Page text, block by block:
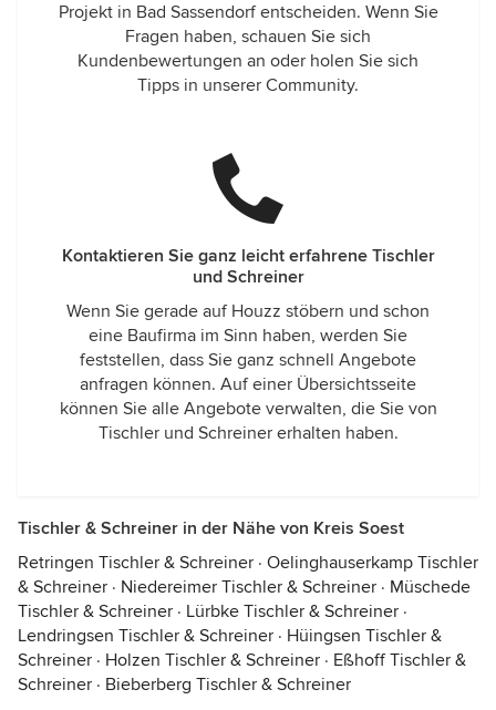
Projekt in Bad Sassendorf entscheiden. Wenn Sie
Fragen haben, schauen Sie sich
Kundenbewertungen an oder holen Sie sich
Tipps in unserer Community.
Kontaktieren Sie ganz leicht erfahrene Tischler
und Schreiner
Wenn Sie gerade auf Houzz stöbern und schon
eine Baufirma im Sinn haben, werden Sie
feststellen, dass Sie ganz schnell Angebote
anfragen können. Auf einer Übersichtsseite
können Sie alle Angebote verwalten, die Sie von
Tischler und Schreiner erhalten haben.
Tischler & Schreiner in der Nähe von Kreis Soest
Retringen Tischler & Schreiner · Oelinghauserkamp Tischler
& Schreiner · Niedereimer Tischler & Schreiner · Müschede
Tischler & Schreiner · Lürbke Tischler & Schreiner ·
Lendringsen Tischler & Schreiner · Hüingsen Tischler &
Schreiner · Holzen Tischler & Schreiner · Eßhoff Tischler &
Schreiner · Bieberberg Tischler & Schreiner